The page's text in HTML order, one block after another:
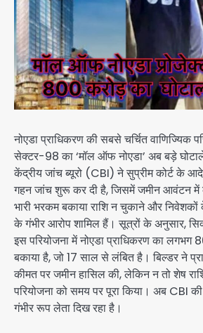
नोएडा प्राधिकरण की सबसे चर्चित वाणिज्यिक
सेक्टर-98 का ‘मॉल ऑफ नोएडा’ अब बड़े
केंद्रीय जांच ब्यूरो (CBI) ने सुप्रीम कोर्ट के
गहन जांच शुरू कर दी है, जिसमें जमीन आवंटन में
भारी भरकम बकाया राशि न चुकाने और
के गंभीर आरोप शामिल हैं। सूत्रों के अनुसार,
इस परियोजना में नोएडा प्राधिकरण का
बकाया है, जो 17 साल से लंबित है। बिल्डर ने
कीमत पर जमीन हासिल की, लेकिन न तो शेष
परियोजना को समय पर पूरा किया। अब CBI
गंभीर रूप लेता दिख रहा है।